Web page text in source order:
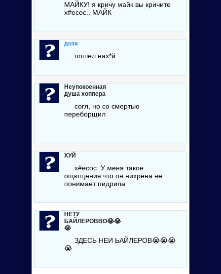
МАЙКУ! я кричу майк вы кричите
х#есос.. МАЙК
доза
пошел нах*й
Неупокоенная
душа хоппера
согл, но со смертью
переборщил
ХУЙ
х#есос . У меня такое
ощющения что он нихрена не
понимает пидрила
НЕТУ
БАЙЛЕРОВВО😭😭
😭
ЗДЕСЬ НЕИ ЬАЙЛЕРОВ😭😭😭
😭